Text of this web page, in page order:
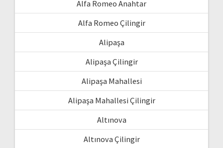
Alfa Romeo Anahtar
Alfa Romeo Çilingir
Alipaşa
Alipaşa Çilingir
Alipaşa Mahallesi
Alipaşa Mahallesi Çilingir
Altınova
Altınova Çilingir